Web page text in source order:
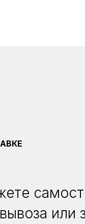
или